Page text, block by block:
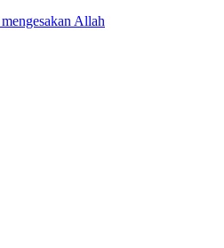
Allah